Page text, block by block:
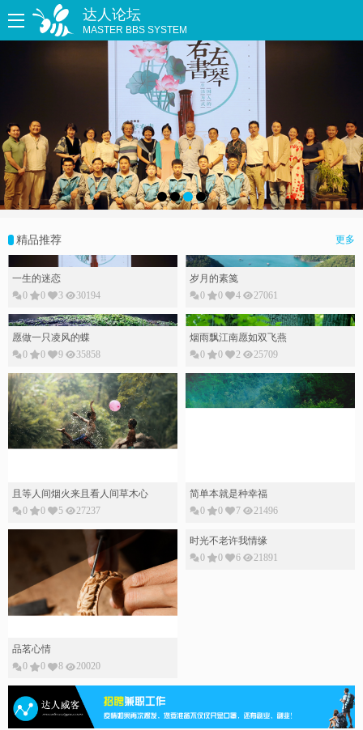
达人论坛
MASTER BBS SYSTEM
精品推荐 更多
一生的迷恋
0
0 3 30194
岁月的素䇳
0
0 4 27061
愿做一只凌风的蝶
0
0 9 35858
烟雨飘江南愿如双飞燕
0
0 2 25709
且等人间烟火来且看人间草木心
0
0 5 27237
简单本就是种幸福
0
0 7 21496
品茗心情
0
0 8 20020
时光不老许我情缘